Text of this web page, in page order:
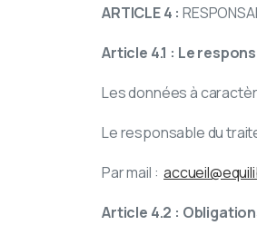
ARTICLE 4 :
Article 4.1 : Le
Les données à
Le responsable du
Par mail :
Article 4.2 :